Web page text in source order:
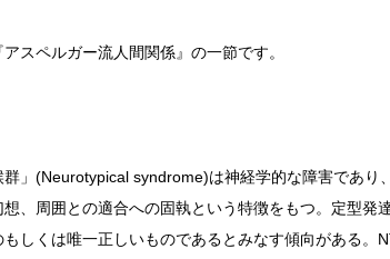
スペルガー流人間関係』の一節です。
群」(Neurotypical syndrome)は神経学的な障害であり
、周囲との適合への固執という特徴をもつ。定型発
しくは唯一正しいものであるとみなす傾向がある。